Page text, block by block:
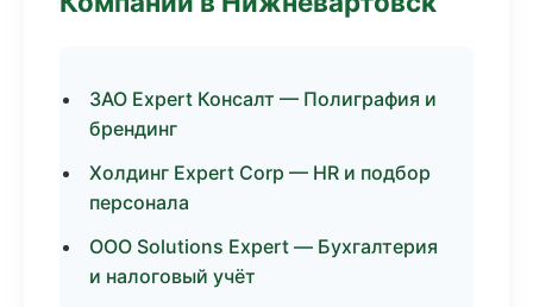
ЗАО Expert Консалт — Полиграфия и
брендинг
Холдинг Expert Corp — HR и подбор
персонала
ООО Solutions Expert — Бухгалтерия
и налоговый учёт